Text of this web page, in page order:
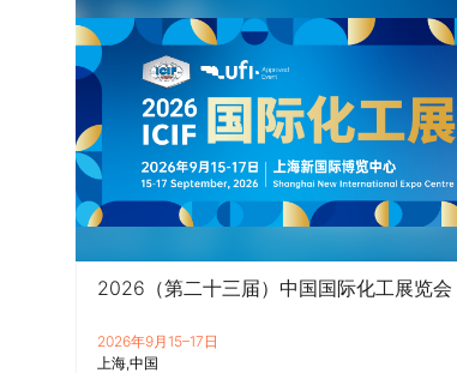
2026（第二十三届）中国国际化工展览会
2026年9月15–17日
上海 中国